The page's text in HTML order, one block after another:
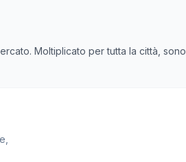
Moltiplicato per tutta la città, sono